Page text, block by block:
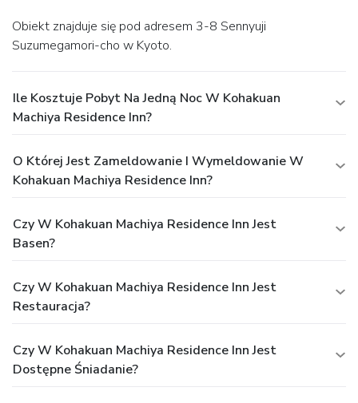
Obiekt znajduje się pod adresem 3-8 Sennyuji
Suzumegamori-cho w Kyoto.
Ile Kosztuje Pobyt Na Jedną Noc W Kohakuan
Machiya Residence Inn?
O Której Jest Zameldowanie I Wymeldowanie W
Kohakuan Machiya Residence Inn?
Czy W Kohakuan Machiya Residence Inn Jest
Basen?
Czy W Kohakuan Machiya Residence Inn Jest
Restauracja?
Czy W Kohakuan Machiya Residence Inn Jest
Dostępne Śniadanie?